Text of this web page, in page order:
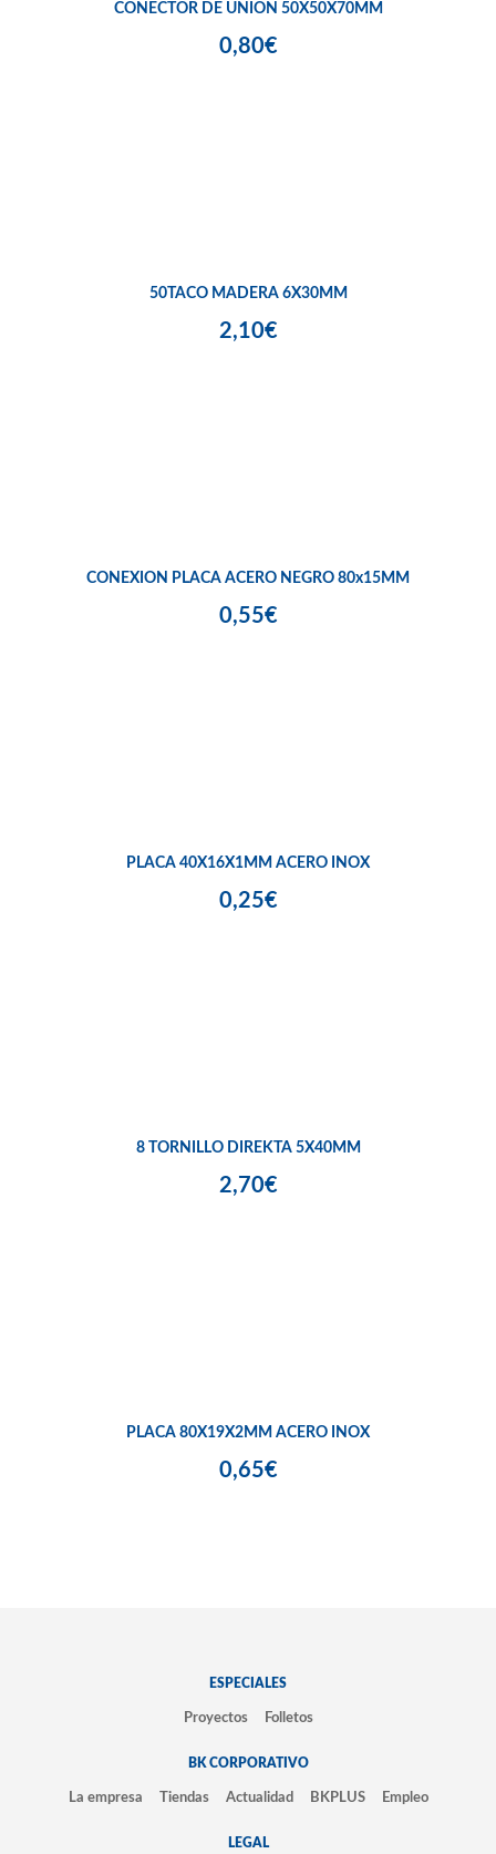
CONECTOR DE UNION 50X50X70MM
0,80€
50TACO MADERA 6X30MM
2,10€
CONEXION PLACA ACERO NEGRO 80x15MM
0,55€
PLACA 40X16X1MM ACERO INOX
0,25€
8 TORNILLO DIREKTA 5X40MM
2,70€
PLACA 80X19X2MM ACERO INOX
0,65€
ESPECIALES
Proyectos Folletos
BK CORPORATIVO
La empresa Tiendas Actualidad BKPLUS Empleo
LEGAL